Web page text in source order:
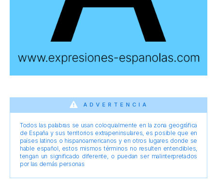
ADVERTENCIA
Todos las palabras se usan coloquialmente en la zona geográfica
de España y sus territorios extrapeninsulares, es posible que en
países latinos o hispanoamericanos y en otros lugares donde se
hable español, estos mismos términos no resulten entendibles,
tengan un significado diferente, o puedan ser malinterpretados
por las demás personas